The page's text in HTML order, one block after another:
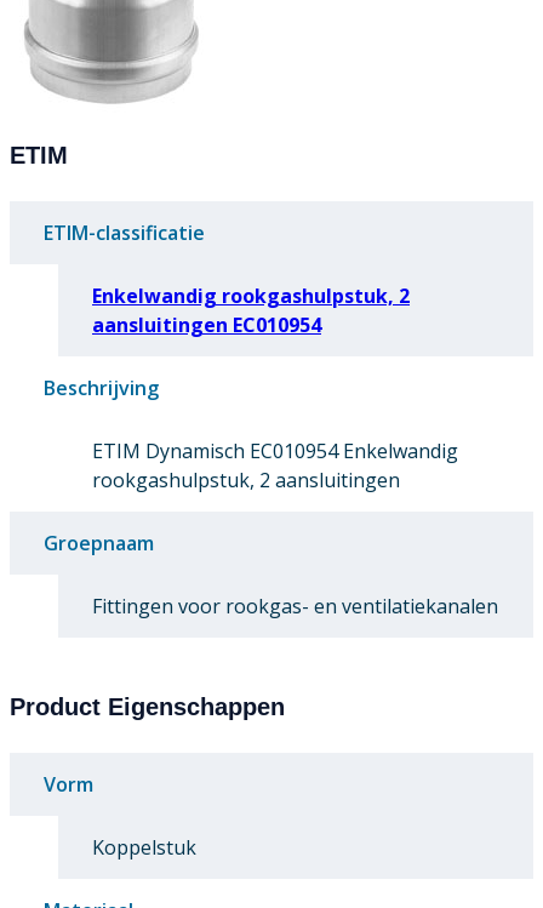
ETIM
ETIM-classificatie
Enkelwandig rookgashulpstuk, 2
aansluitingen EC010954
Beschrijving
ETIM Dynamisch EC010954 Enkelwandig
rookgashulpstuk, 2 aansluitingen
Groepnaam
Fittingen voor rookgas- en ventilatiekanalen
Product Eigenschappen
Vorm
Koppelstuk